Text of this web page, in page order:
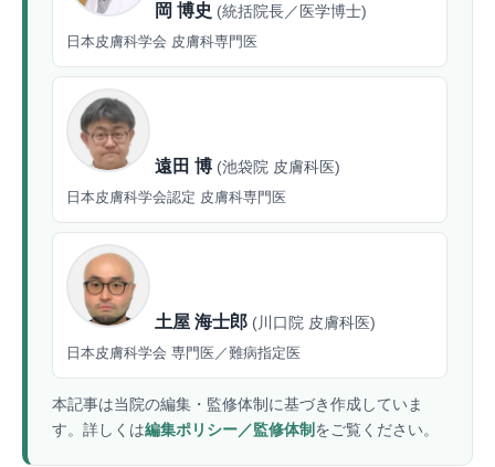
岡 博史 (統括院長／医学博士)
日本皮膚科学会 皮膚科専門医
遠田 博 (池袋院 皮膚科医)
日本皮膚科学会認定 皮膚科専門医
土屋 海士郎 (川口院 皮膚科医)
日本皮膚科学会 専門医／難病指定医
本記事は当院の編集・監修体制に基づき作成していま
す。詳しくは編集ポリシー／監修体制 をご覧ください。